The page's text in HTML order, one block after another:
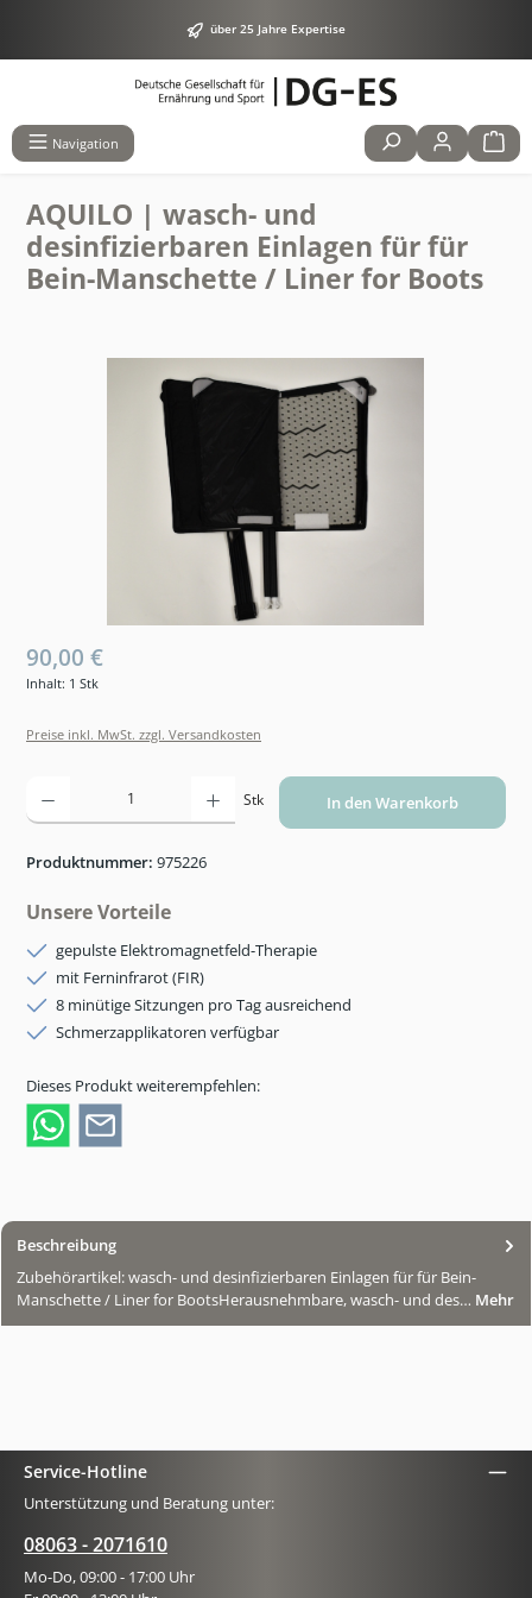
über 25 Jahre Expertise
Navigation
AQUILO | wasch- und
desinfizierbaren Einlagen für für
Bein-Manschette / Liner for Boots
90,00 €
Inhalt: 1 Stk
Preise inkl. MwSt. zzgl. Versandkosten
Produkt Anzahl: Gib den gewünschten Wert ein oder benutze die Schaltflächen um die
Stk In den Warenkorb
Produktnummer: 975226
Unsere Vorteile
gepulste Elektromagnetfeld-Therapie
mit Ferninfrarot (FIR)
8 minütige Sitzungen pro Tag ausreichend
Schmerzapplikatoren verfügbar
Dieses Produkt weiterempfehlen:
Beschreibung
Zubehörartikel: wasch- und desinfizierbaren Einlagen für für Bein-
Manschette / Liner for BootsHerausnehmbare, wasch- und des… Mehr
Service-Hotline
Unterstützung und Beratung unter:
08063 - 2071610
Mo-Do, 09:00 - 17:00 Uhr